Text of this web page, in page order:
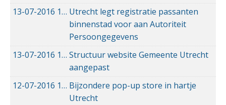
13-07-2016 13-07-2016 09:03
Utrecht legt registratie passanten
binnenstad voor aan Autoriteit
Persoongegevens
13-07-2016 13-07-2016 08:44
Structuur website Gemeente Utrecht
aangepast
12-07-2016 12-07-2016 21:13
Bijzondere pop-up store in hartje
Utrecht